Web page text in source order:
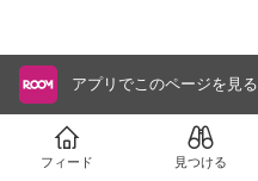
アプリでこのページを見る
フィード 見つける